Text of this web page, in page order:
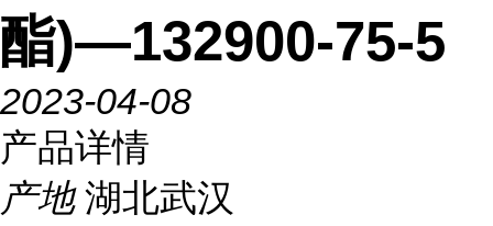
酯)—132900-75-5
2023-04-08
产品详情
产地 湖北武汉